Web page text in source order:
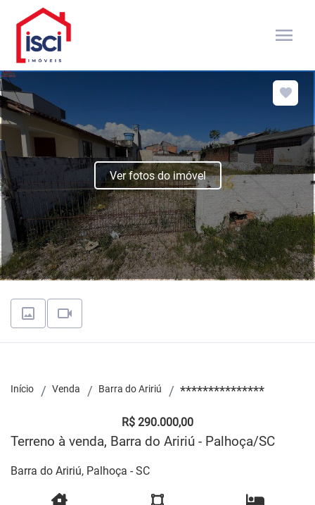
menu
Ver fotos do imóvel
Início Venda Barra do Aririú ***************
R$ 290.000,00
Terreno à venda, Barra do Aririú - Palhoça/SC
Barra do Aririú, Palhoça - SC